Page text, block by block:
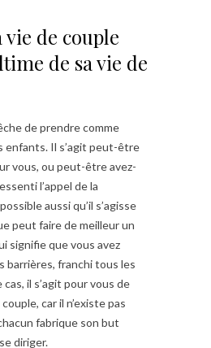
vie de couple
de sa vie de
de prendre comme
enfants. Il s’agit peut-être
vous, ou peut-être avez-
l’appel de la
aussi qu’il s’agisse
peut faire de meilleur un
signifie que vous avez
barrières, franchi tous les
il s’agit pour vous de
car il n’existe pas
fabrique son but
diriger.